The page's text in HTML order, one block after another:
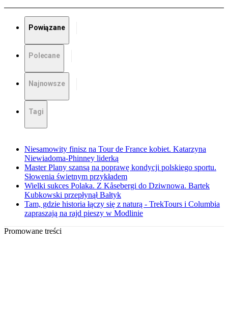
Powiązane
Polecane
Najnowsze
Tagi
Niesamowity finisz na Tour de France kobiet. Katarzyna
Niewiadoma-Phinney liderką
Master Plany szansą na poprawę kondycji polskiego sportu.
Słowenia świetnym przykładem
Wielki sukces Polaka. Z Kåsebergi do Dziwnowa. Bartek
Kubkowski przepłynął Bałtyk
Tam, gdzie historia łączy się z naturą - TrekTours i Columbia
zapraszają na rajd pieszy w Modlinie
Promowane treści